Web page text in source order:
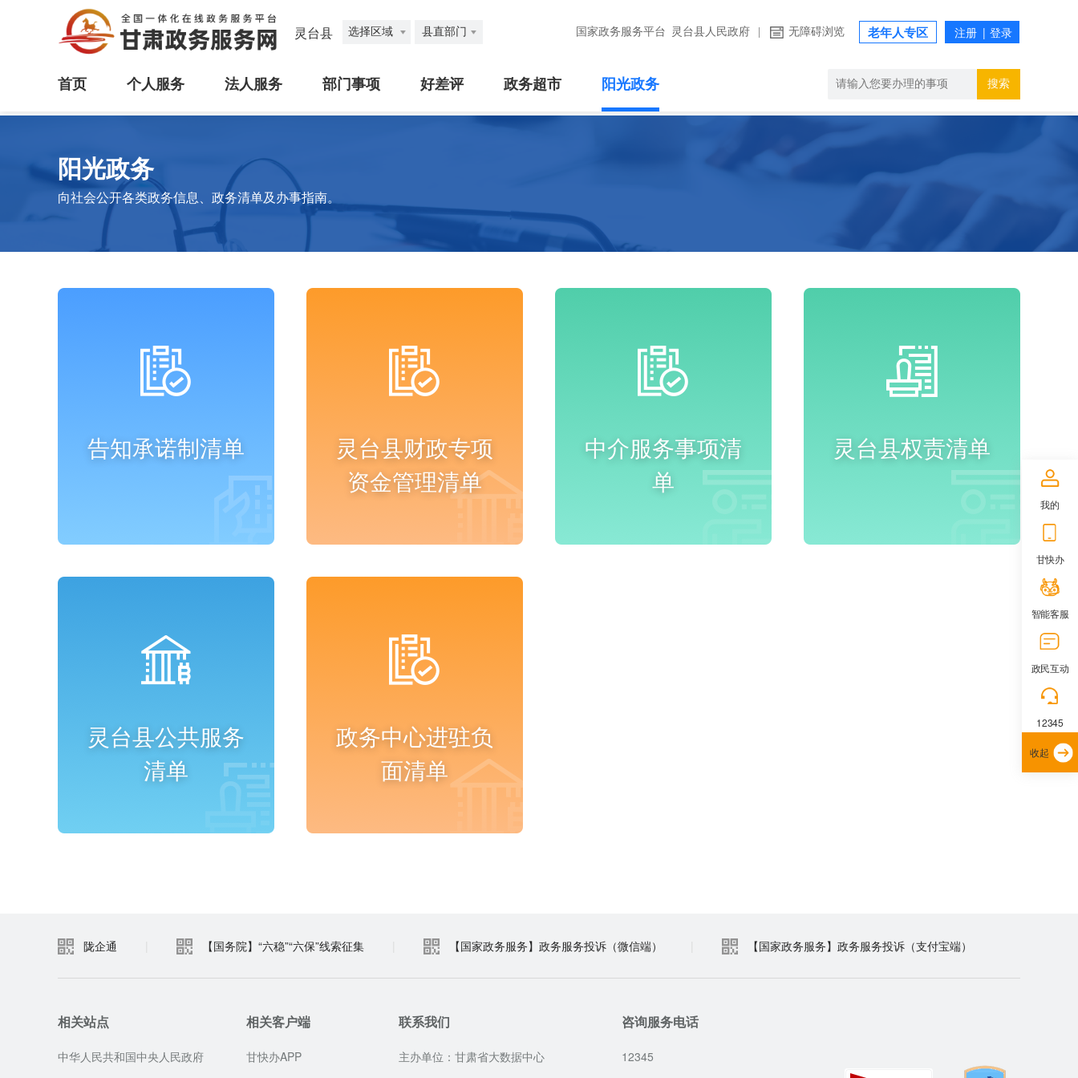
灵台县 选择区域 县直部门 国家政务服务平台 灵台县人民政府 无障碍浏览 老年人专区
首页 个人服务 法人服务 部门事项 好差评 政务超市 阳光政务 搜索
阳光政务
向社会公开各类政务信息、政务清单及办事指南。
告知承诺制清单
灵台县财政专项
资金管理清单
中介服务事项清
单
灵台县权责清单
灵台县公共服务
清单
政务中心进驻负
面清单
陇企通 【国务院】“六稳”“六保”线索征集 【国家政务服务】政务服务投诉（微信端） 【国家政务服务】政务服务投诉（支付宝端）
相关站点
中华人民共和国中央人民政府
相关客户端
甘快办APP
联系我们
主办单位：甘肃省大数据中心
咨询服务电话
12345
我的
甘快办
智能客服
政民互动
12345
收起